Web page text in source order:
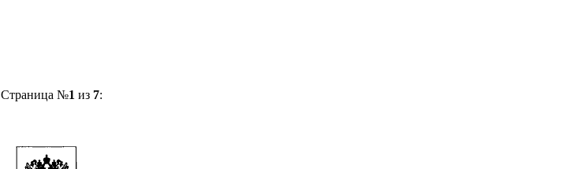
Страница №1 из 7: